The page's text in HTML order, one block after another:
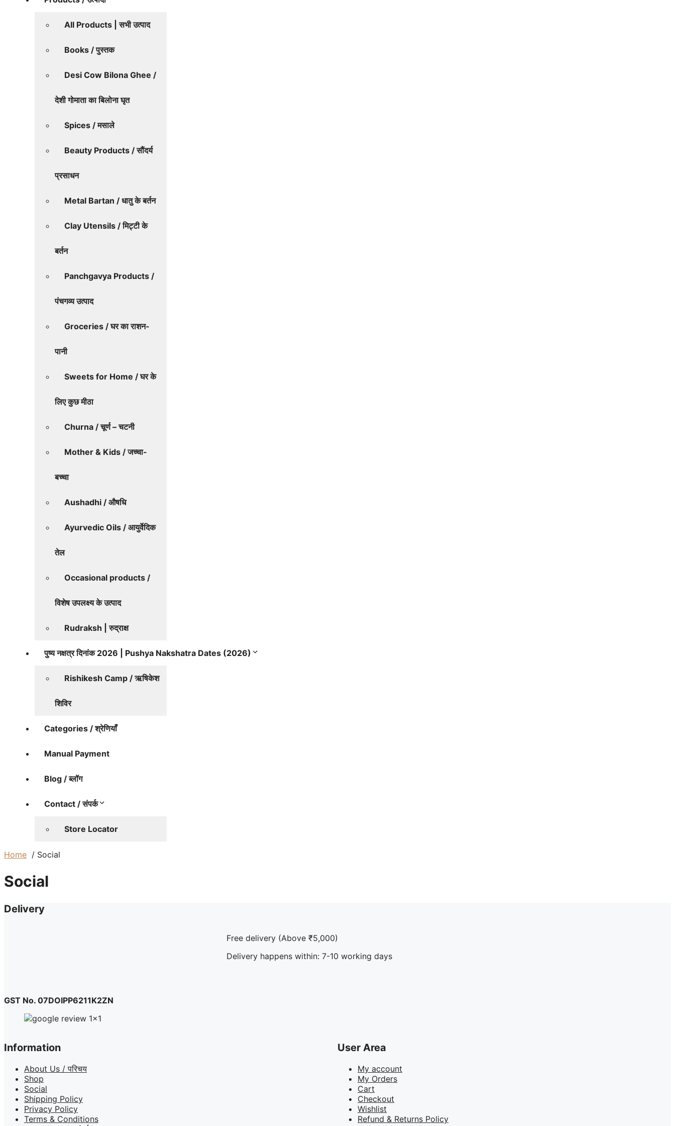
All Products | सभी उत्पाद
Books / पुस्तक
Desi Cow Bilona Ghee /
देशी गोमाता का बिलोना घृत
Spices / मसाले
Beauty Products / सौंदर्य
प्रसाधन
Metal Bartan / धातु के बर्तन
Clay Utensils / मिट्टी के
बर्तन
Panchgavya Products /
पंचगव्य उत्पाद
Groceries / घर का राशन-
पानी
Sweets for Home / घर के
लिए कुछ मीठा
Churna / चूर्ण – चटनी
Mother & Kids / जच्चा-
बच्चा
Aushadhi / औषधि
Ayurvedic Oils / आयुर्वेदिक
तेल
Occasional products /
विशेष उपलक्ष्य के उत्पाद
Rudraksh | रुद्राक्ष
पुष्य नक्षत्र दिनांक 2026 | Pushya Nakshatra Dates (2026)
Rishikesh Camp / ऋषिकेश
शिविर
Categories / श्रेणियाँ
Manual Payment
Blog / ब्लॉग
Contact / संपर्क
Store Locator
Home Social
Social
Delivery
Free delivery (Above ₹5,000)
Delivery happens within: 7-10 working days
GST No. 07DOIPP6211K2ZN
Information
About Us / परिचय
Shop
Social
Shipping Policy
Privacy Policy
Terms & Conditions
User Area
My account
My Orders
Cart
Checkout
Wishlist
Refund & Returns Policy